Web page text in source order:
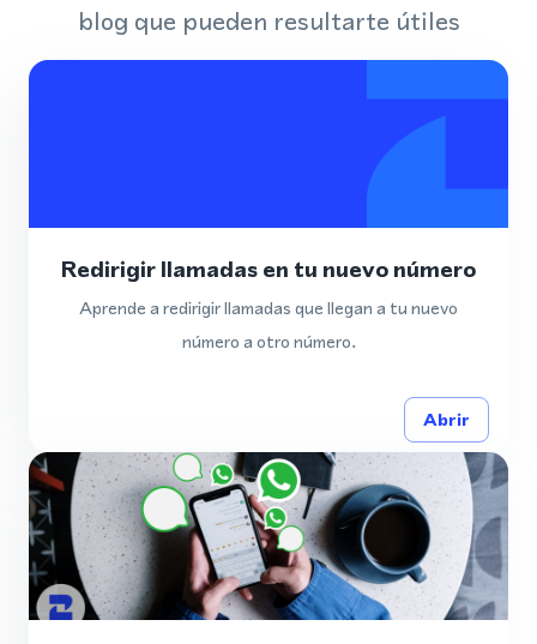
blog que pueden resultarte útiles
Redirigir llamadas en tu nuevo número
Aprende a redirigir llamadas que llegan a tu nuevo
número a otro número.
Abrir